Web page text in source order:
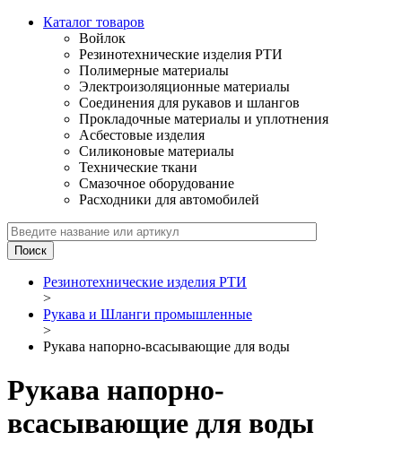
Каталог товаров
Войлок
Резинотехнические изделия РТИ
Полимерные материалы
Электроизоляционные материалы
Соединения для рукавов и шлангов
Прокладочные материалы и уплотнения
Асбестовые изделия
Силиконовые материалы
Технические ткани
Смазочное оборудование
Расходники для автомобилей
Резинотехнические изделия РТИ
>
Рукава и Шланги промышленные
>
Рукава напорно-всасывающие для воды
Рукава напорно-
всасывающие для воды